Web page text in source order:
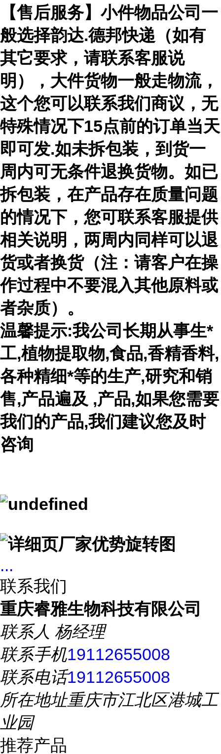
【售后服务】小件物品公司一
般选择韵达.德邦快递（如有
其它要求，请联系客服说
明），大件货物一般走物流，
这个您可以联系我们商议，无
特殊情况下15点前的订单当天
即可发.如未拆包装，到货一
周内可无条件退换货物。如已
拆包装，在产品存在质量问题
的情况下，您可联系客服提供
相关说明，两周内同样可以退
货或者换货（注：请客户在操
作过程中不要混入其他原料或
者杂质）。
温馨提示:我公司长期从事生*
工,植物提取物,食品,香精香料,
各种精细*等的生产,研究和销
售,产品遍及 ,产品,如果您需要
我们的产品,我们建议您及时
咨询
...
联系我们
重庆睿雅生物科技有限公司
联系人 杨经理
联系手机19112655008
联系电话19112655008
所在地址重庆市江北区港城工
业园
推荐产品